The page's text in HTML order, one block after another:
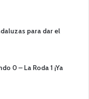
para dar el
0 – La Roda 1 ¡Ya